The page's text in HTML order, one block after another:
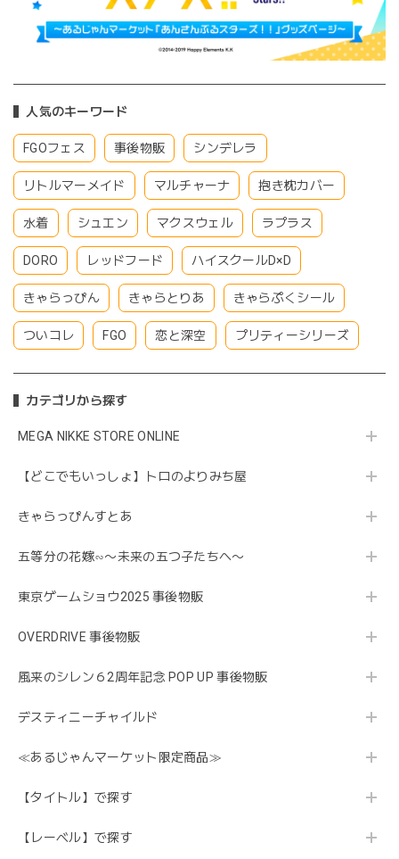
人気のキーワード
FGOフェス 事後物販 シンデレラ
リトルマーメイド マルチャーナ 抱き枕カバー
水着 シュエン マクスウェル ラプラス
DORO レッドフード ハイスクールD×D
きゃらっぴん きゃらとりあ きゃらぷくシール
ついコレ FGO 恋と深空 プリティーシリーズ
カテゴリから探す
MEGA NIKKE STORE ONLINE
【どこでもいっしょ】トロのよりみち屋
きゃらっぴんすとあ
五等分の花嫁∽〜未来の五つ子たちへ〜
東京ゲームショウ2025 事後物販
OVERDRIVE 事後物販
風来のシレン６2周年記念 POP UP 事後物販
デスティニーチャイルド
≪あるじゃんマーケット限定商品≫
【タイトル】で探す
【レーベル】で探す